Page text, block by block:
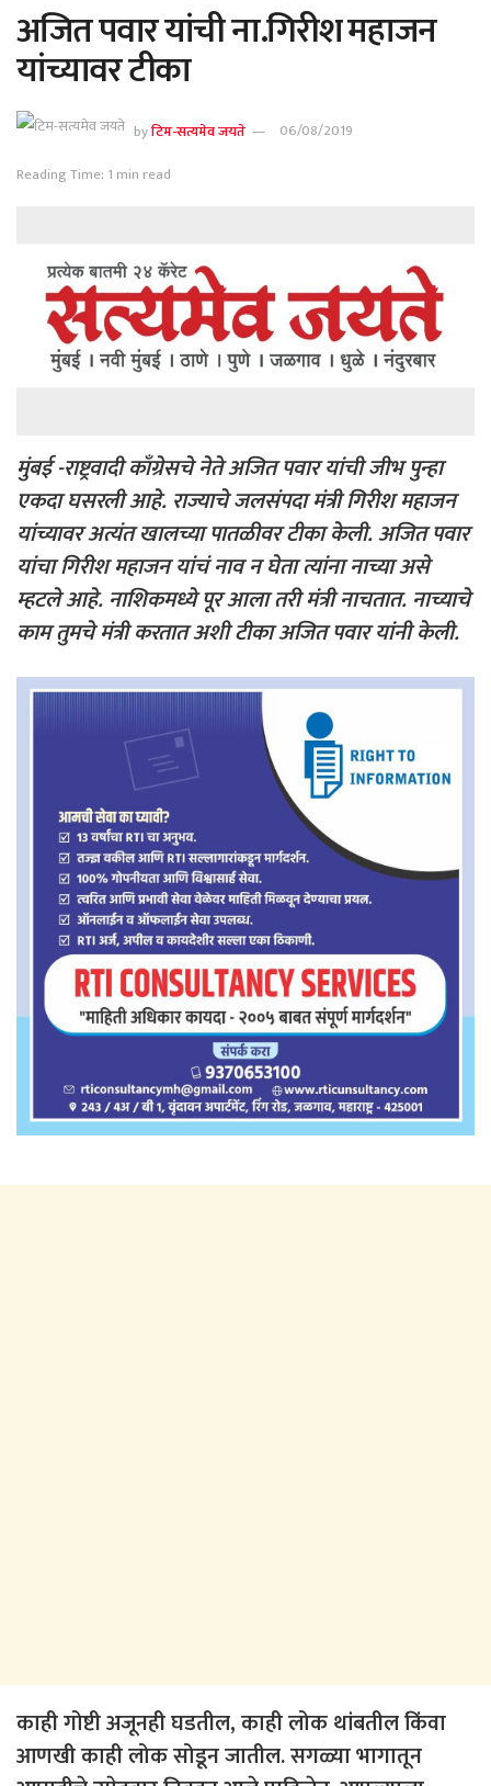
अजित पवार यांची ना.गिरीश महाजन
यांच्यावर टीका
byटिम-सत्यमेव जयते
06/08/2019
Reading Time: 1 min read
मुंबई -राष्ट्रवादी काँग्रेसचे नेते अजित पवार यांची जीभ पुन्हा
एकदा घसरली आहे. राज्याचे जलसंपदा मंत्री गिरीश महाजन
यांच्यावर अत्यंत खालच्या पातळीवर टीका केली. अजित पवार
यांचा गिरीश महाजन यांचं नाव न घेता त्यांना नाच्या असे
म्हटले आहे. नाशिकमध्ये पूर आला तरी मंत्री नाचतात. नाच्याचे
काम तुमचे मंत्री करतात अशी टीका अजित पवार यांनी केली.
काही गोष्टी अजूनही घडतील, काही लोक थांबतील किंवा
आणखी काही लोक सोडून जातील. सगळ्या भागातून